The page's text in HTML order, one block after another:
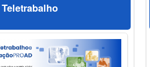
Teletrabalho